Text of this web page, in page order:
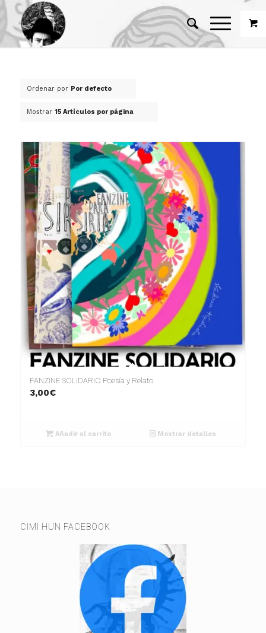
Ordenar por Por defecto
Mostrar 15 Artículos por página
FANZINE SOLIDARIO Poesía y Relato
3,00€
Añadir al carrito Mostrar detalles
CIMI HUN FACEBOOK